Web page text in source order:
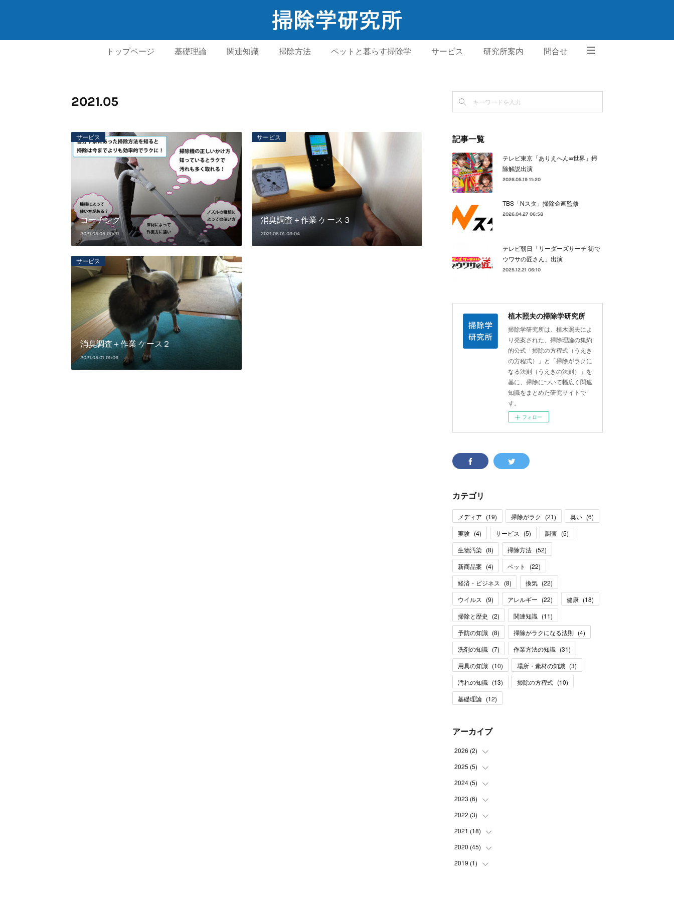
トップページ 基礎理論 関連知識 掃除方法 ペットと暮らす掃除学 サービス 研究所案内 問合せ
2021.05
サービス
コーチング
2021.05.05 00:31
サービス
消臭調査＋作業 ケース３
2021.05.01 03:04
サービス
消臭調査＋作業 ケース２
2021.05.01 01:06
記事一覧
テレビ東京「ありえへん∞世界」掃
除解説出演
2026.05.19 11:20
TBS「Nスタ」掃除企画監修
2026.04.27 06:58
テレビ朝日「リーダーズサーチ 街で
ウワサの匠さん」出演
2025.12.21 06:10
植木照夫の掃除学研究所
掃除学研究所は、植木照夫によ
り発案された、掃除理論の集約
的公式「掃除の方程式（うえき
の方程式）」と「掃除がラクに
なる法則（うえきの法則）」を
基に、掃除について幅広く関連
知識をまとめた研究サイトで
す。
フォロー
カテゴリ
メディア (19) 掃除がラク (21) 臭い (6)
実験 (4) サービス (5) 調査 (5)
生物汚染 (8) 掃除方法 (52)
新商品案 (4) ペット (22)
経済・ビジネス
(8) 換気 (22)
ウイルス
(9) アレルギー (22) 健康 (18)
掃除と歴史
(2) 関連知識 (11)
予防の知識 (8) 掃除がラクになる法則 (4)
洗剤の知識 (7) 作業方法の知識 (31)
用具の知識 (10) 場所・素材の知識 (3)
汚れの知識 (13) 掃除の方程式 (10)
基礎理論 (12)
アーカイブ
2026 (2)
(
)
(
)
2025 (5)
(
)
(
)
(
)
(1
2024 (5)
(
)
(
)
(1
(1
2023 (6)
(
)
(3
(1
2022 (3)
(1
(1
(
)
2021 (18)
(11
)
(
)
2020 (45)
(
25)
2019 (1)